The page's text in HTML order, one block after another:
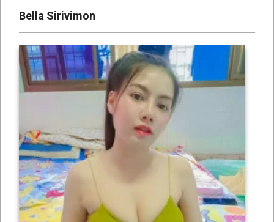
สวย
มีชื่อ
เสียง
คน
ดัง
คน
กระแส
เซ็กซี่
ONLYFANS
TIKTOK
Navigation
Bella Sirivimon